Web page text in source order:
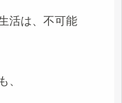
活は、不可能
、